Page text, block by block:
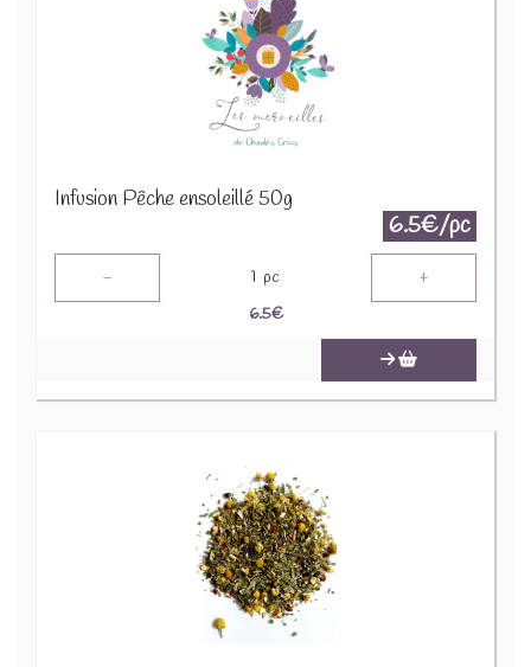
Infusion Pêche ensoleillé 50g
6.5€/pc
- 1 pc +
6.5€